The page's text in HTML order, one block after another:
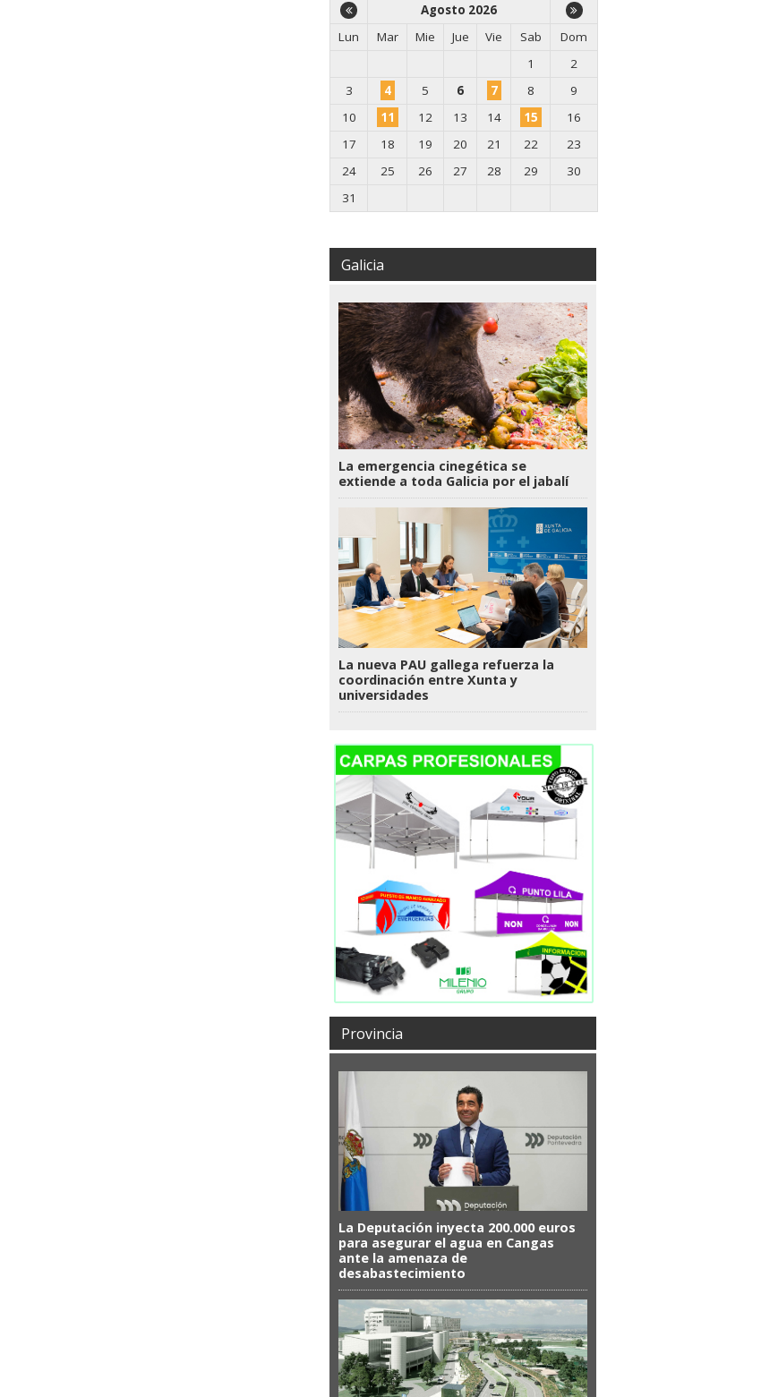
Agosto 2026
Lun
Mar Mie Jue Vie Sab
Dom
1
2
3
4 5 6 7 8
9
10
11 12 13 14 15
16
17
18 19 20 21 22
23
24
25 26 27 28 29
30
31
Galicia
La emergencia cinegética se
extiende a toda Galicia por el jabalí
La nueva PAU gallega refuerza la
coordinación entre Xunta y
universidades
Provincia
La Deputación inyecta 200.000 euros
para asegurar el agua en Cangas
ante la amenaza de
desabastecimiento